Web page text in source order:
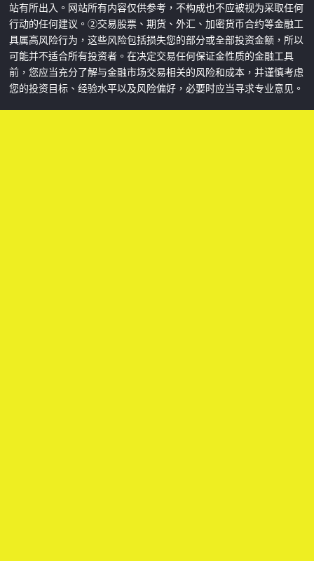
站有所出入。网站所有内容仅供参考，不构成也不应被视为采取任何
行动的任何建议。②交易股票、期货、外汇、加密货币合约等金融工
具属高风险行为，这些风险包括损失您的部分或全部投资金额，所以
可能并不适合所有投资者。在决定交易任何保证金性质的金融工具
前，您应当充分了解与金融市场交易相关的风险和成本，并谨慎考虑
您的投资目标、经验水平以及风险偏好，必要时应当寻求专业意见。